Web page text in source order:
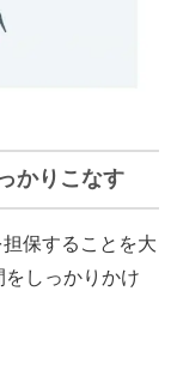
かりこなす
担保することを大
しっかりかけ